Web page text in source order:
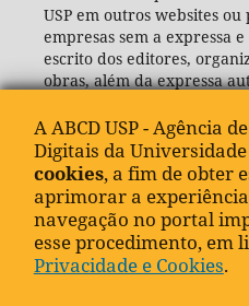
USP em outros websites
empresas sem a expressa
escrito dos editores,
obras, além da expressa
(ABCD-USP).
A ABCD USP - Agência
Digitais da
cookies, a fim de obter
aprimorar a
navegação no portal
esse procedimento, em
Privacidade e Cookies.